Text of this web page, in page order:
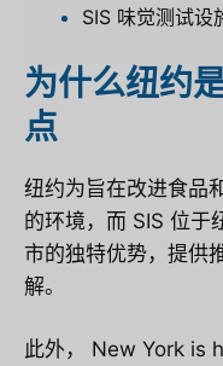
SIS 味觉测试设
为什么纽约
点
纽约为旨在改进食品
的环境，而 SIS 位于
市的独特优势，提供
解。
此外，
New York is